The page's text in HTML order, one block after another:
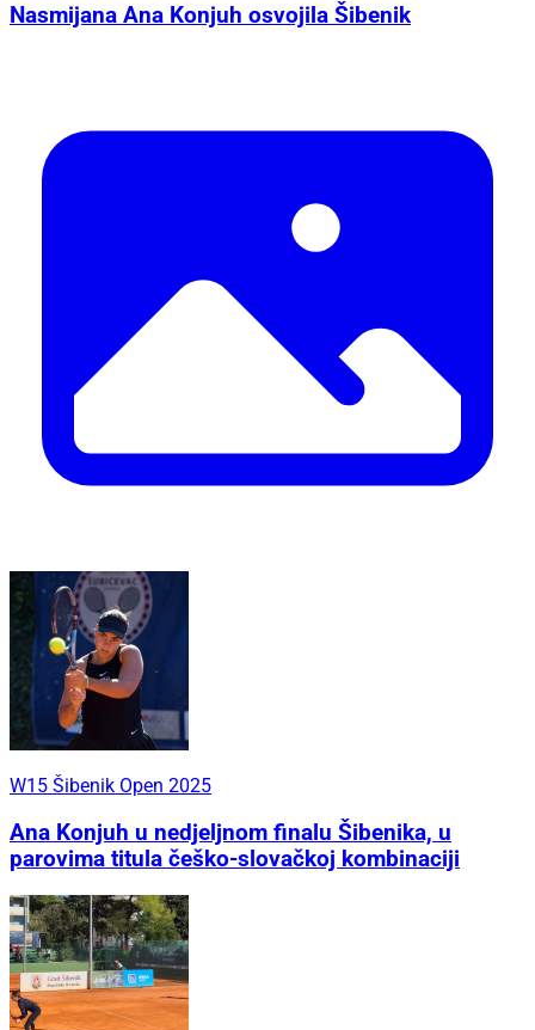
Nasmijana Ana Konjuh osvojila Šibenik
W15 Šibenik Open 2025
Ana Konjuh u nedjeljnom finalu Šibenika, u
parovima titula češko-slovačkoj kombinaciji